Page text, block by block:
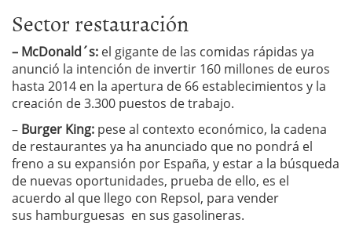
Sector restauración
– McDonald´s: el gigante de las comidas rápidas ya
anunció la intención de invertir 160 millones de euros
hasta 2014 en la apertura de 66 establecimientos y la
creación de 3.300 puestos de trabajo.
– Burger King: pese al contexto económico, la cadena
de restaurantes ya ha anunciado que no pondrá el
freno a su expansión por España, y estar a la búsqueda
de nuevas oportunidades, prueba de ello, es el
acuerdo al que llego con Repsol, para vender
sus hamburguesas en sus gasolineras.